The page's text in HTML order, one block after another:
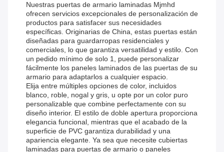
Nuestras puertas de armario laminadas Mjmhd
ofrecen servicios excepcionales de personalización de
productos para satisfacer sus necesidades
específicas. Originarias de China, estas puertas están
diseñadas para guardarropas residenciales y
comerciales, lo que garantiza versatilidad y estilo. Con
un pedido mínimo de solo 1, puede personalizar
fácilmente los paneles laminados de las puertas de su
armario para adaptarlos a cualquier espacio.
Elija entre múltiples opciones de color, incluidos
blanco, roble, nogal y gris, u opte por un color puro
personalizable que combine perfectamente con su
diseño interior. El estilo de doble apertura proporciona
elegancia funcional, mientras que el acabado de la
superficie de PVC garantiza durabilidad y una
apariencia elegante. Ya sea que necesite cubiertas
laminadas para puertas de armario o paneles